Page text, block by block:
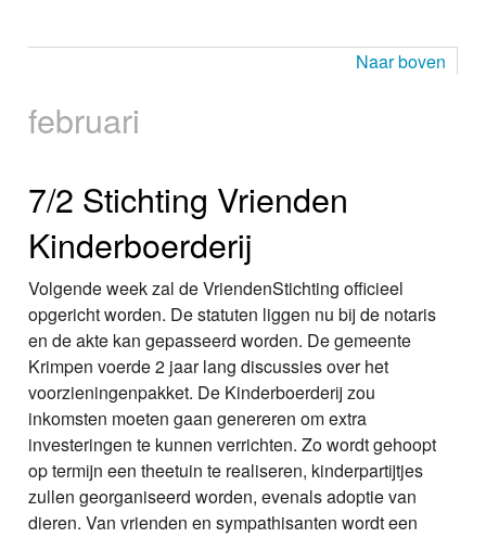
Naar boven
februari
7/2 Stichting Vrienden
Kinderboerderij
Volgende week zal de VriendenStichting officieel
opgericht worden. De statuten liggen nu bij de notaris
en de akte kan gepasseerd worden. De gemeente
Krimpen voerde 2 jaar lang discussies over het
voorzieningenpakket. De Kinderboerderij zou
inkomsten moeten gaan genereren om extra
investeringen te kunnen verrichten. Zo wordt gehoopt
op termijn een theetuin te realiseren, kinderpartijtjes
zullen georganiseerd worden, evenals adoptie van
dieren. Van vrienden en sympathisanten wordt een